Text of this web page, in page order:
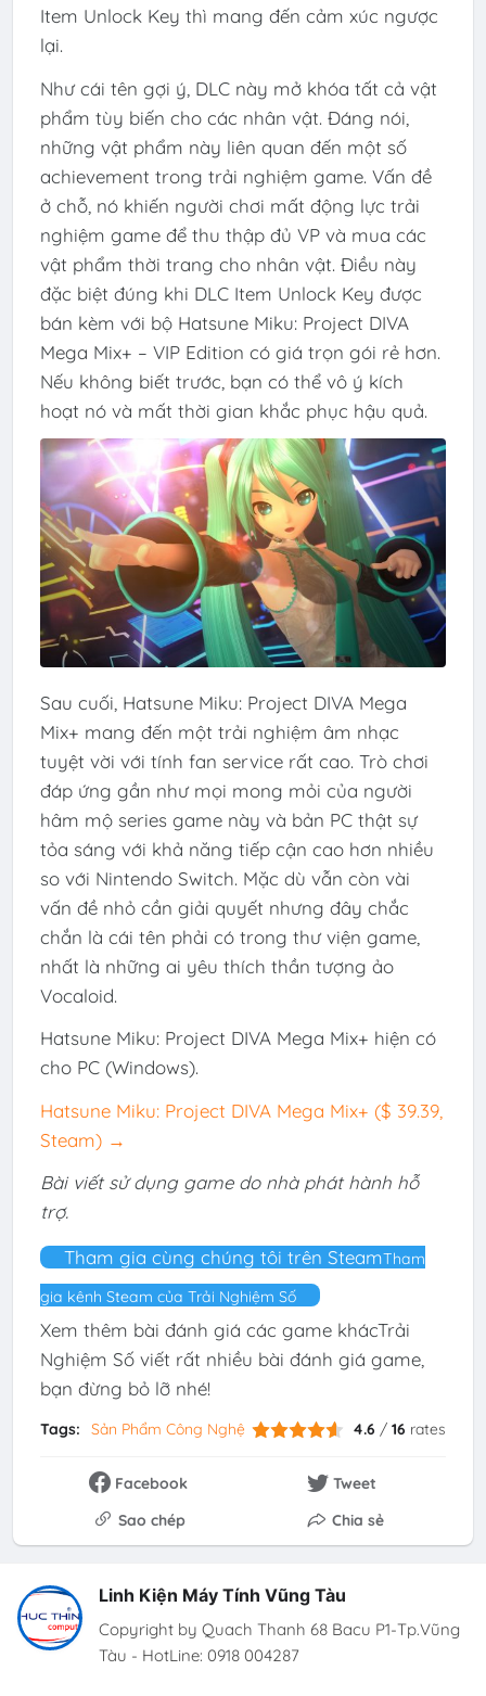
Item Unlock Key thì mang đến cảm xúc ngược
lại.
Như cái tên gợi ý, DLC này mở khóa tất cả vật
phẩm tùy biến cho các nhân vật. Đáng nói,
những vật phẩm này liên quan đến một số
achievement trong trải nghiệm game. Vấn đề
ở chỗ, nó khiến người chơi mất động lực trải
nghiệm game để thu thập đủ VP và mua các
vật phẩm thời trang cho nhân vật. Điều này
đặc biệt đúng khi DLC Item Unlock Key được
bán kèm với bộ Hatsune Miku: Project DIVA
Mega Mix+ – VIP Edition có giá trọn gói rẻ hơn.
Nếu không biết trước, bạn có thể vô ý kích
hoạt nó và mất thời gian khắc phục hậu quả.
Sau cuối, Hatsune Miku: Project DIVA Mega
Mix+ mang đến một trải nghiệm âm nhạc
tuyệt vời với tính fan service rất cao. Trò chơi
đáp ứng gần như mọi mong mỏi của người
hâm mộ series game này và bản PC thật sự
tỏa sáng với khả năng tiếp cận cao hơn nhiều
so với Nintendo Switch. Mặc dù vẫn còn vài
vấn đề nhỏ cần giải quyết nhưng đây chắc
chắn là cái tên phải có trong thư viện game,
nhất là những ai yêu thích thần tượng ảo
Vocaloid.
Hatsune Miku: Project DIVA Mega Mix+ hiện có
cho PC (Windows).
Hatsune Miku: Project DIVA Mega Mix+ ($ 39.39,
Steam) →
Bài viết sử dụng game do nhà phát hành hỗ
trợ.
Tham gia cùng chúng tôi trên SteamTham
gia kênh Steam của Trải Nghiệm Số
Xem thêm bài đánh giá các game khácTrải
Nghiệm Số viết rất nhiều bài đánh giá game,
bạn đừng bỏ lỡ nhé!
Tags: Sản Phẩm Công Nghệ 4.6 /16 rates
Facebook
Tweet
Sao chép
Chia sẻ
Linh Kiện Máy Tính Vũng Tàu
Copyright by Quach Thanh 68 Bacu P1-Tp.Vũng
Tàu - HotLine: 0918 004287